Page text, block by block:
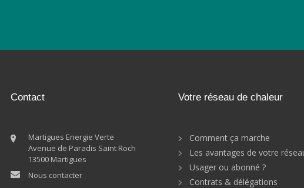
Contact
Martigues Energie Verte
Avenue de Paradis Saint Roch
13500 Martigues
Nous contacter
Votre réseau de chaleur
Comment ça marche
Les avantages de votre
Usager ou abonné ?
Contrats & délégations